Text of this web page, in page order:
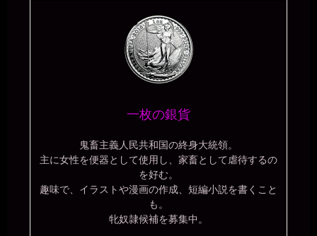
一枚の銀貨
鬼畜主義人民共和国の終身大統領。
主に女性を便器として使用し、家畜として虐待するの
を好む。
趣味で、イラストや漫画の作成、短編小説を書くこと
も。
牝奴隷候補を募集中。